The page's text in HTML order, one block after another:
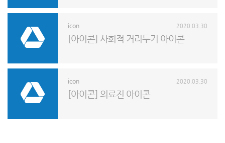
icon
[아이콘] 사회적 거리두기 아이콘
2020.03.30
icon
[아이콘] 의료진 아이콘
2020.03.30